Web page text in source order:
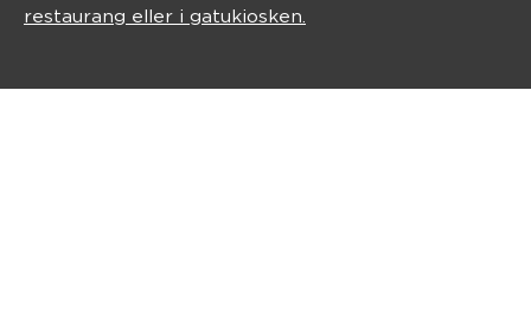
restaurang eller i gatukiosken.